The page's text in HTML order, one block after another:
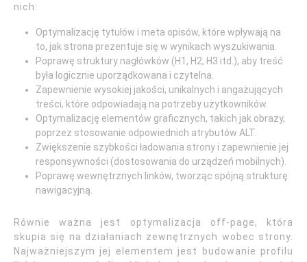
nich:
Optymalizację tytułów i meta opisów, które wpływają na
to, jak strona prezentuje się w wynikach wyszukiwania.
Poprawę struktury nagłówków (H1, H2, H3 itd.), aby treść
była logicznie uporządkowana i czytelna.
Zapewnienie wysokiej jakości, unikalnych i angażujących
treści, które odpowiadają na potrzeby użytkowników.
Optymalizację elementów graficznych, takich jak obrazy,
poprzez stosowanie odpowiednich atrybutów ALT.
Zwiększenie szybkości ładowania strony i zapewnienie jej
responsywności (dostosowania do urządzeń mobilnych).
Poprawę wewnętrznych linków, tworząc spójną strukturę
nawigacyjną.
Równie ważna jest optymalizacja off-page, która
skupia się na działaniach zewnętrznych wobec strony.
Najważniejszym jej elementem jest budowanie profilu